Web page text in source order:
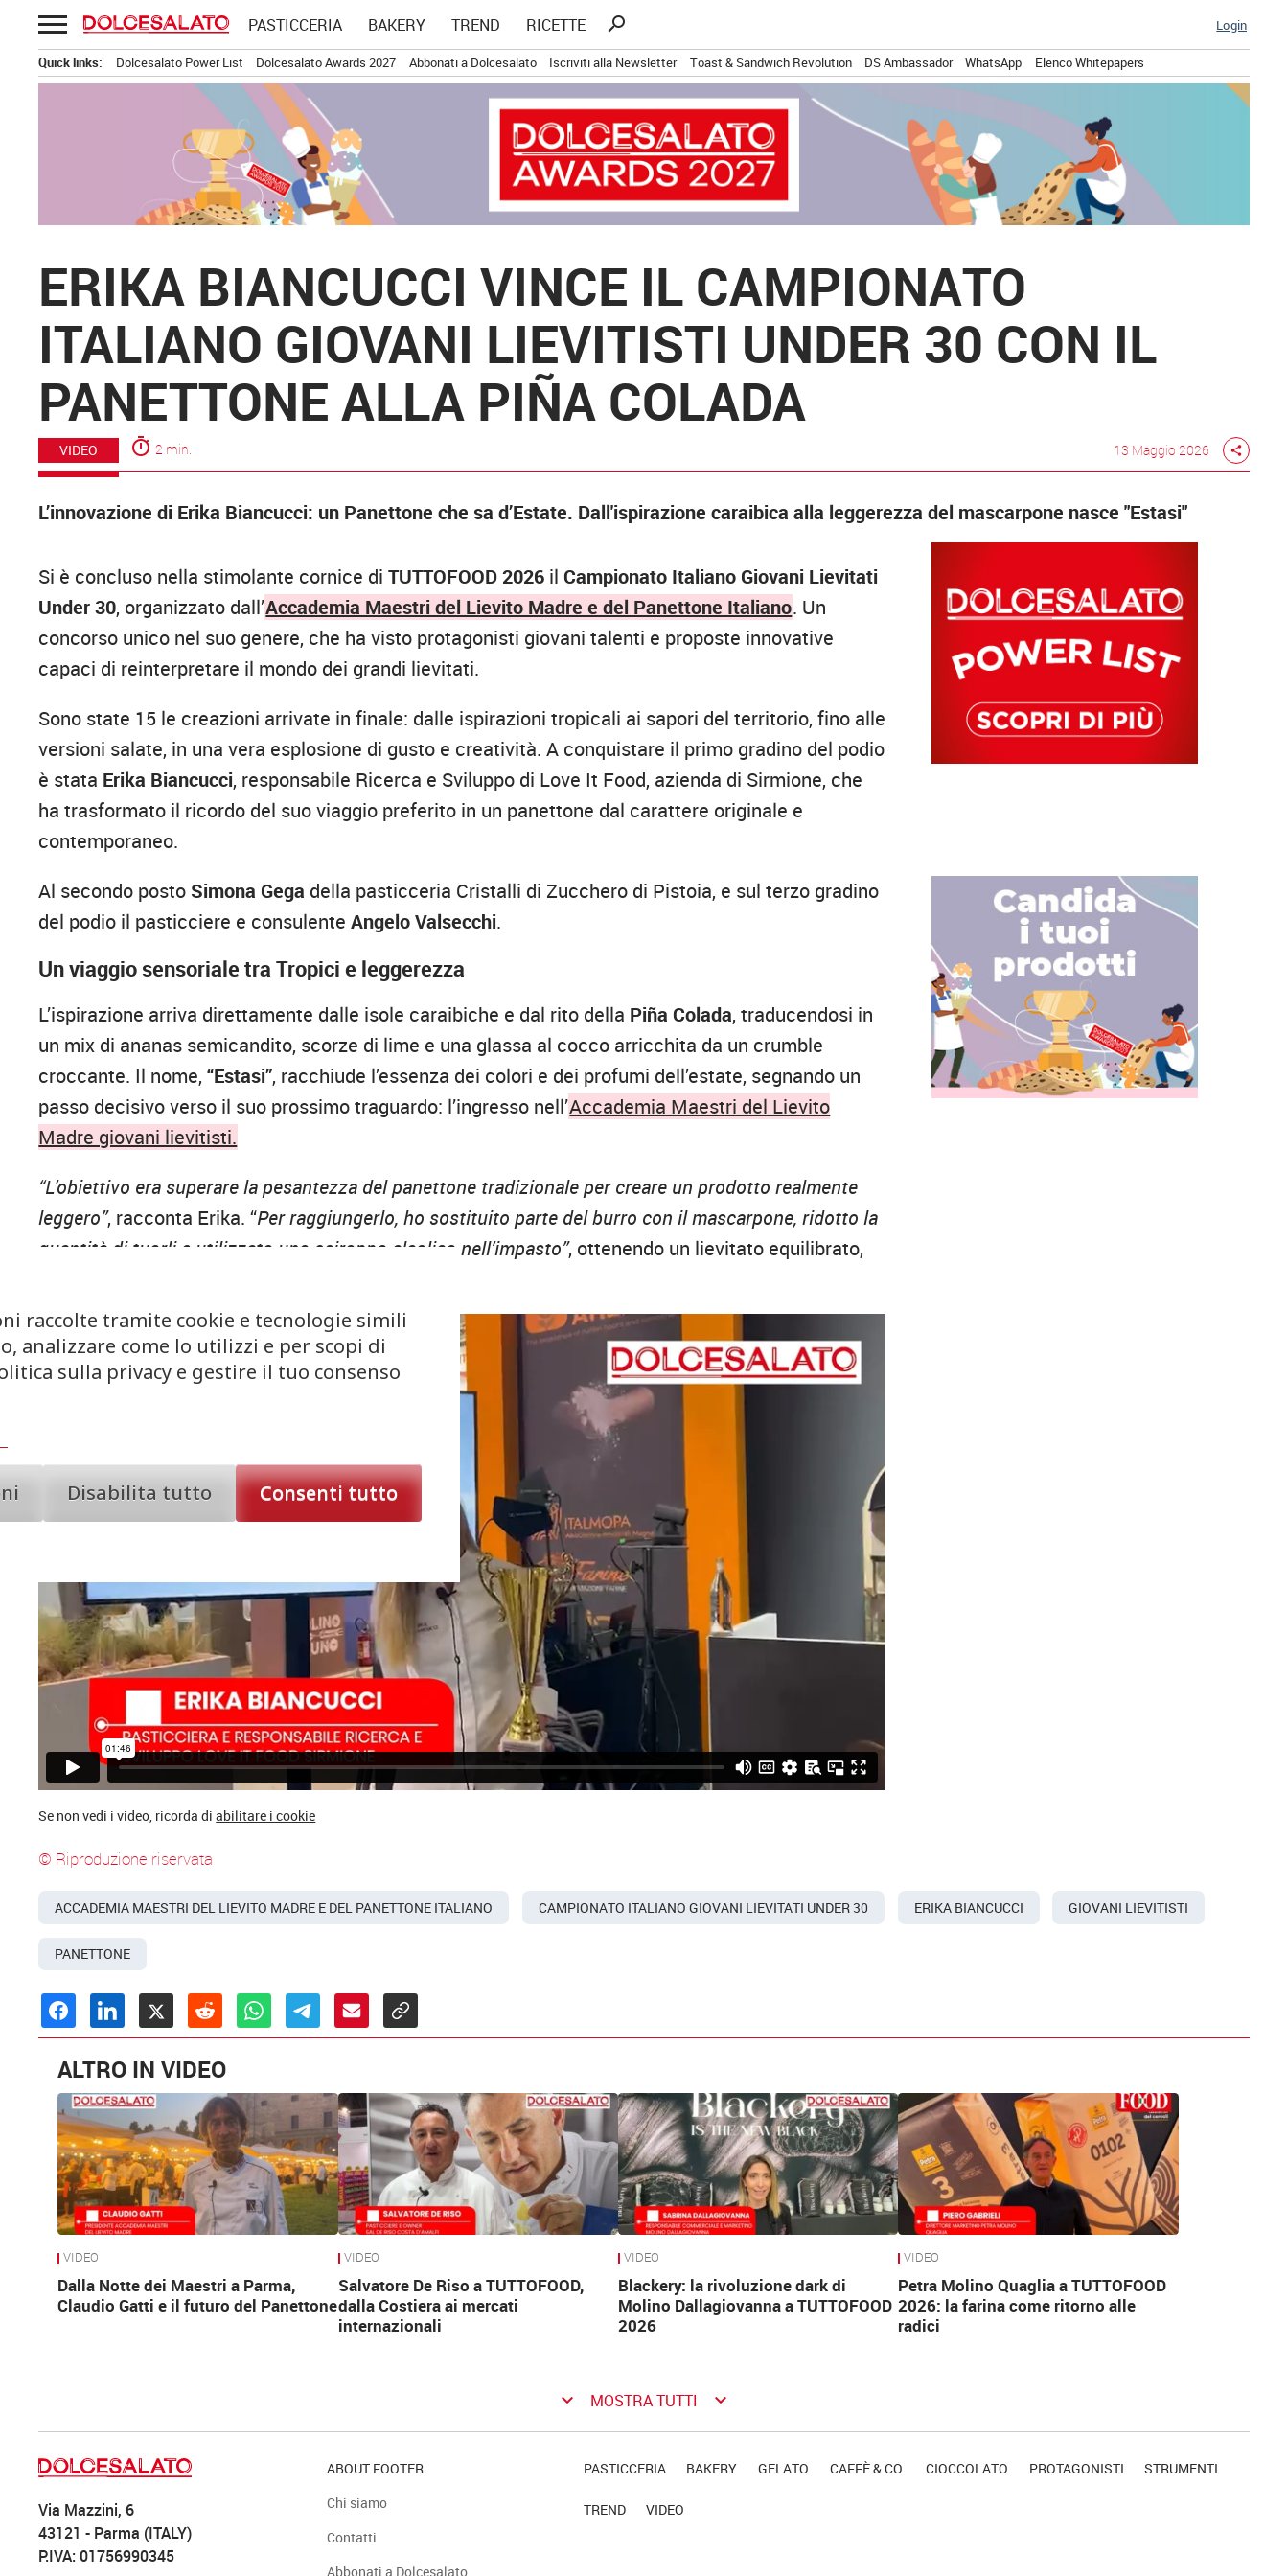
Passa
al
contenuto
PASTICCERIA BAKERY TREND RICETTE
Ricerca
search Login
Quick links: Dolcesalato Power List Dolcesalato Awards 2027 Abbonati a Dolcesalato Iscriviti alla Newsletter Toast & Sandwich Revolution DS Ambassador WhatsApp Elenco Whitepapers
ERIKA BIANCUCCI VINCE IL CAMPIONATO
ITALIANO GIOVANI LIEVITISTI UNDER 30 CON IL
PANETTONE ALLA PIÑA COLADA
VIDEO timer 2 min. 13 Maggio 2026 share
L’innovazione di Erika Biancucci: un Panettone che sa d’Estate. Dall'ispirazione caraibica alla leggerezza del mascarpone nasce "Estasi"
Si è concluso nella stimolante cornice diTUTTOFOOD 2026 il Campionato Italiano Giovani Lievitati
Under 30, organizzato dall’Accademia Maestri del Lievito Madre e del Panettone Italiano. Un
concorso unico nel suo genere, che ha visto protagonisti giovani talenti e proposte innovative
capaci di reinterpretare il mondo dei grandi lievitati.
Sono state 15 le creazioni arrivate in finale: dalle ispirazioni tropicali ai sapori del territorio, fino alle
versioni salate, in una vera esplosione di gusto e creatività. A conquistare il primo gradino del podio
è stata Erika Biancucci, responsabile Ricerca e Sviluppo di Love It Food, azienda di Sirmione, che
ha trasformato il ricordo del suo viaggio preferito in un panettone dal carattere originale e
contemporaneo.
Al secondo posto Simona Gega della pasticceria Cristalli di Zucchero di Pistoia, e sul terzo gradino
del podio il pasticciere e consulenteAngelo Valsecchi.
Un viaggio sensoriale tra Tropici e leggerezza
L’ispirazione arriva direttamente dalle isole caraibiche e dal rito della Piña Colada, traducendosi in
un mix di ananas semicandito, scorze di lime e una glassa al cocco arricchita da un crumble
croccante. Il nome,“Estasi”, racchiude l’essenza dei colori e dei profumi dell’estate, segnando un
passo decisivo verso il suo prossimo traguardo: l’ingresso nell’Accademia Maestri del Lievito
Madre giovani lievitisti.
“L’obiettivo era superare la pesantezza del panettone tradizionale per creare un prodotto realmente
leggero”, racconta Erika. “Per raggiungerlo, ho sostituito parte del burro con il mascarpone, ridotto la
quantità di tuorli e utilizzato uno sciroppo alcolico nell’impasto”, ottenendo un lievitato equilibrato,
Se non vedi i video, ricorda diabilitare i cookie
© Riproduzione riservata
ACCADEMIA MAESTRI DEL LIEVITO MADRE E DEL PANETTONE ITALIANO CAMPIONATO ITALIANO GIOVANI LIEVITATI UNDER 30 ERIKA BIANCUCCI GIOVANI LIEVITISTI
PANETTONE
ALTRO IN VIDEO
VIDEO
Dalla Notte dei Maestri a Parma,
Claudio Gatti e il futuro del Panettone
VIDEO
Salvatore De Riso a TUTTOFOOD,
dalla Costiera ai mercati
internazionali
VIDEO
Blackery: la rivoluzione dark di
Molino Dallagiovanna a TUTTOFOOD
2026
VIDEO
Petra Molino Quaglia a TUTTOFOOD
2026: la farina come ritorno alle
radici
keyboard_arrow_down MOSTRA TUTTI keyboard_arrow_down
Via Mazzini, 6
43121 - Parma (ITALY)
P.IVA: 01756990345
ABOUT FOOTER
Chi siamo
Contatti
Abbonati a Dolcesalato
PASTICCERIA BAKERY GELATO CAFFÈ & CO. CIOCCOLATO PROTAGONISTI STRUMENTI
TREND VIDEO
raccolte tramite cookie e tecnologie simili
analizzare come lo utilizzi e per scopi di
sulla privacy e gestire il tuo consenso
Disabilita tutto Consenti tutto